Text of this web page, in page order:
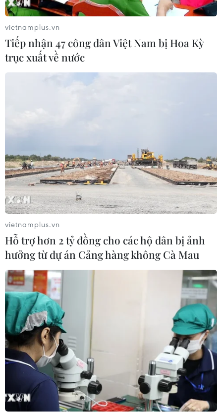
vietnamplus.vn
Tiếp nhận 47 công dân Việt Nam bị Hoa Kỳ
trục xuất về nước
vietnamplus.vn
Hỗ trợ hơn 2 tỷ đồng cho các hộ dân bị ảnh
hưởng từ dự án Cảng hàng không Cà Mau